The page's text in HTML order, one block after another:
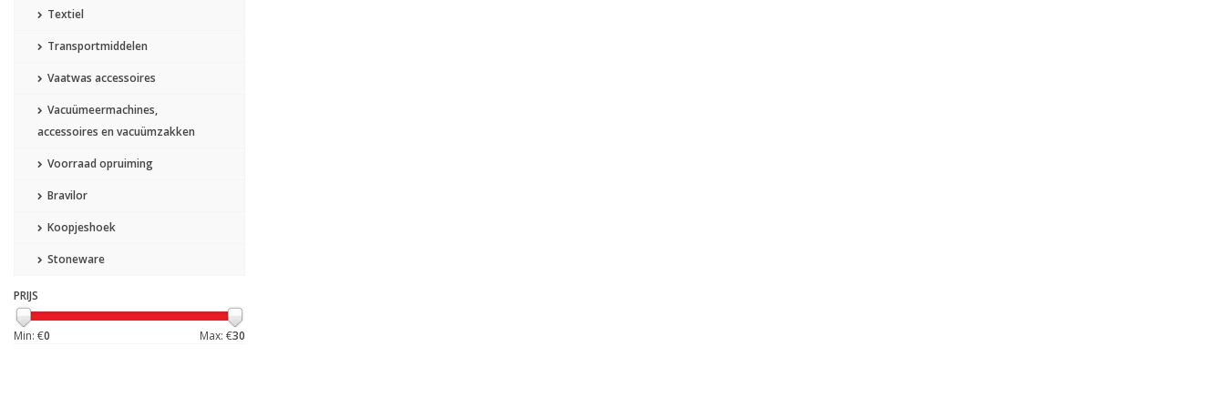
Textiel
Transportmiddelen
Vaatwas accessoires
Vacuümeermachines,
accessoires en vacuümzakken
Voorraad opruiming
Bravilor
Koopjeshoek
Stoneware
PRIJS
Min: €0 Max: €30